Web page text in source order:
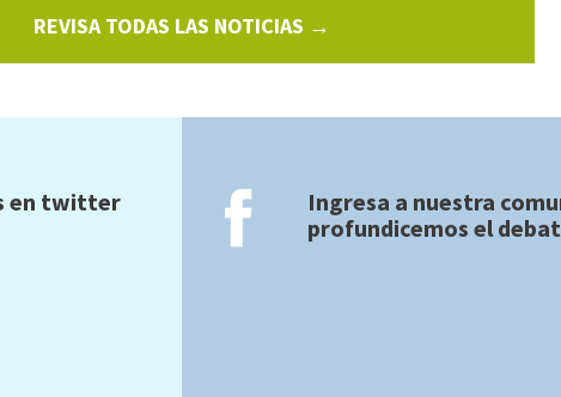
REVISA TODAS LAS NOTICIAS →
en twitter
Ingresa a nuestra
profundicemos el